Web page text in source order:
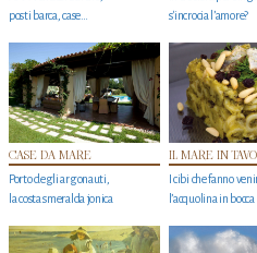
posti barca, case…
s'incrocia l’amore?
CASE DA MARE
Porto degli argonauti,
la costa smeralda jonica
IL MARE IN
I cibi che fanno
l’acquolina in bocca